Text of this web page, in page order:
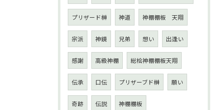
プリザード榊 神道 神棚棚板 天翔
宗派 神鏡 兄弟 想い 出逢い
感謝 高級神棚 総桧神棚棚板天翔
伝承 口伝 プリザーブド榊 願い
奇跡 伝説 神棚棚板